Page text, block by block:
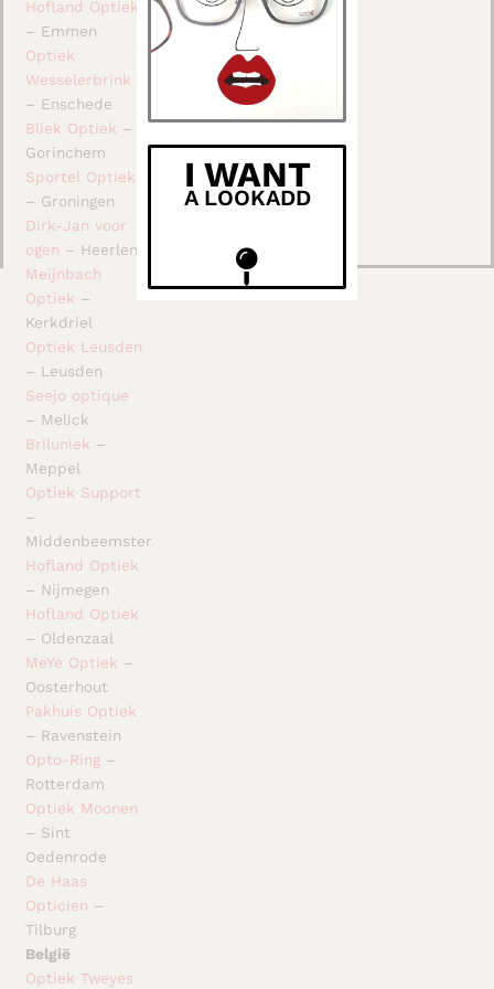
Hofland Optiek
– Emmen
Optiek
Wesselerbrink
– Enschede
Bliek Optiek –
Gorinchem
Sportel Optiek
– Groningen
Dirk-Jan voor
ogen – Heerlen
Meijnbach
Optiek –
Kerkdriel
Optiek Leusden
– Leusden
Seejo optique
– Melick
Briluniek –
Meppel
Optiek Support
–
Middenbeemster
Hofland Optiek
– Nijmegen
Hofland Optiek
– Oldenzaal
MeYe Optiek –
Oosterhout
Pakhuis Optiek
– Ravenstein
Opto-Ring –
Rotterdam
Optiek Moonen
– Sint
Oedenrode
De Haas
Opticien –
Tilburg
België
Optiek Tweyes
I WANT
A LOOKADD